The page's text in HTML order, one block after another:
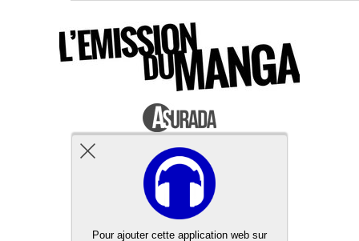
Back to top